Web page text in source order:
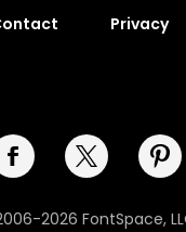
Privacy
2026 FontSpace,